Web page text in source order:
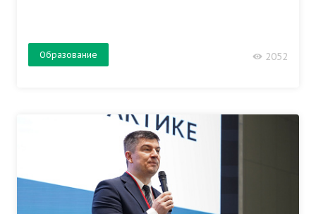
Образование 2052